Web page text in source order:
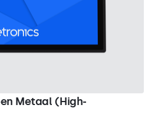
Metaal (High-